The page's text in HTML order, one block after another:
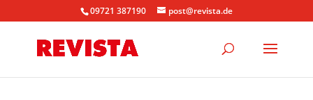
09721 387190 post@revista.de